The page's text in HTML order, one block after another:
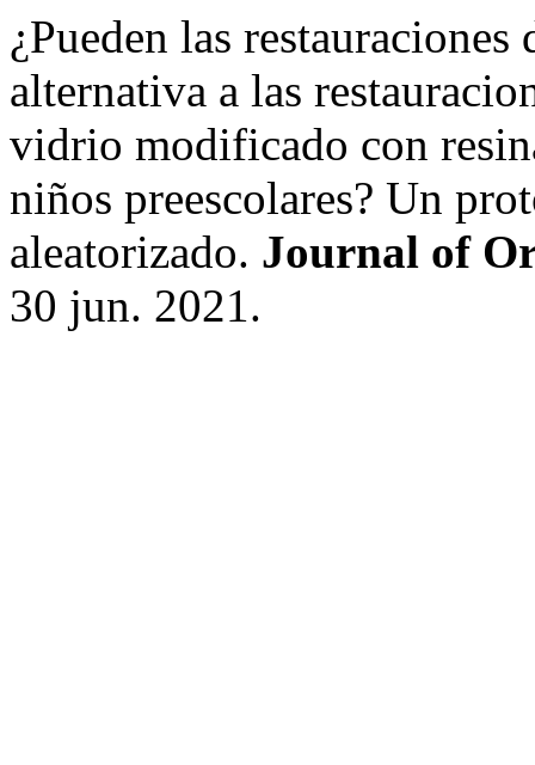
¿Pueden las
alternativa a las
vidrio modificado con
niños preescolares? Un
aleatorizado. Journal of
30 jun. 2021.